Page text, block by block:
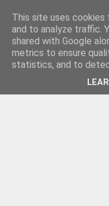
This site uses
and to analyze traffic.
shared with Google
metrics to ensure
statistics, and to